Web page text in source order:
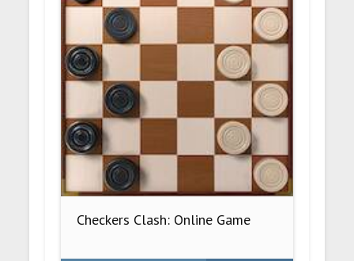
Checkers Clash: Online Game